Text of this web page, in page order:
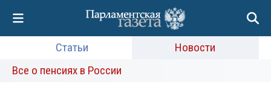
Статьи
Новости
Все о пенсиях в России